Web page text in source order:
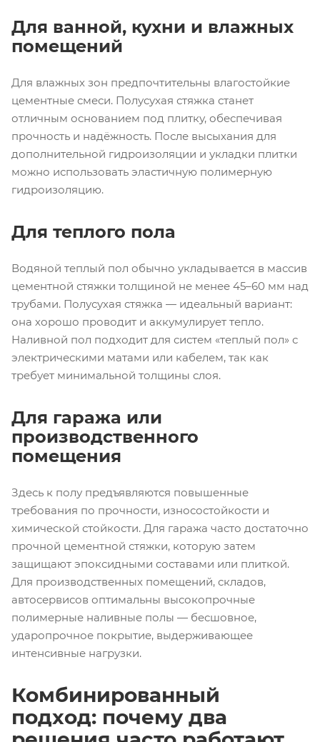
Для ванной, кухни и влажных
помещений
Для влажных зон предпочтительны влагостойкие
цементные смеси. Полусухая стяжка станет
отличным основанием под плитку, обеспечивая
прочность и надёжность. После высыхания для
дополнительной гидроизоляции и укладки плитки
можно использовать эластичную полимерную
гидроизоляцию.
Для теплого пола
Водяной теплый пол обычно укладывается в массив
цементной стяжки толщиной не менее 45–60 мм над
трубами. Полусухая стяжка — идеальный вариант:
она хорошо проводит и аккумулирует тепло.
Наливной пол подходит для систем «теплый пол» с
электрическими матами или кабелем, так как
требует минимальной толщины слоя.
Для гаража или
производственного
помещения
Здесь к полу предъявляются повышенные
требования по прочности, износостойкости и
химической стойкости. Для гаража часто достаточно
прочной цементной стяжки, которую затем
защищают эпоксидными составами или плиткой.
Для производственных помещений, складов,
автосервисов оптимальны высокопрочные
полимерные наливные полы — бесшовное,
ударопрочное покрытие, выдерживающее
интенсивные нагрузки.
Комбинированный
подход: почему два